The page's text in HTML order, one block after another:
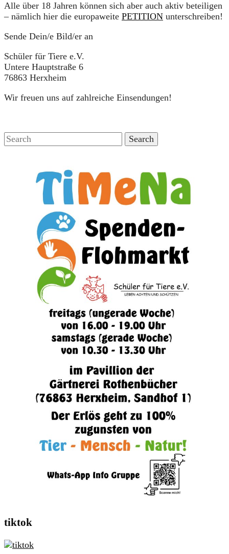
Alle über 18 Jahren können sich aber auch aktiv beteiligen
– nämlich hier die europaweite PETITION unterschreiben!
Sende Dein/e Bild/er an
Schüler für Tiere e.V.
Untere Hauptstraße 6
76863 Herxheim
Wir freuen uns auf zahlreiche Einsendungen!
tiktok